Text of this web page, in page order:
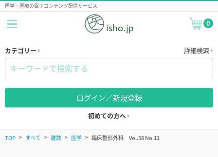
医学・医療の電子コンテンツ配信サービス
0
カテゴリー 詳細検索
ログイン／新規登録
初めての方へ
TOP すべて 雑誌 医学 臨床整形外科 Vol.58 No.11